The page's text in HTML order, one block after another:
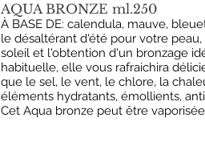
AQUA BRONZE ml.250
À BASE DE: calendula, mauve,
le désaltérant d'été pour votre
soleil et l'obtention d'un bronzage
habituelle, elle vous rafraichira
que le sel, le vent, le chlore, la
éléments hydratants, émollients,
Cet Aqua bronze peut être